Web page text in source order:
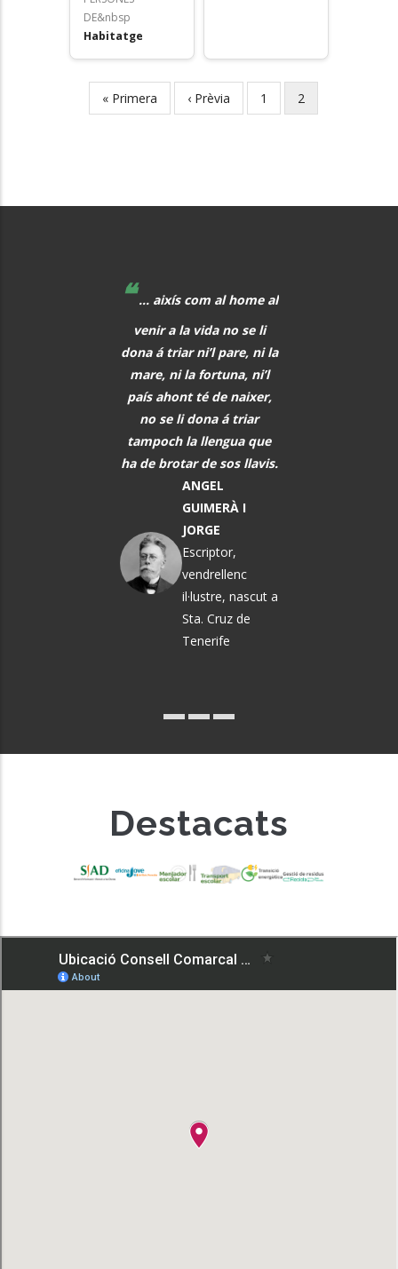
DE&nbsp
Habitatge
Pagination
First
page
« Primera
Previous
page
‹ Prèvia Page
1
Current
page
2
❝... aixís com al home al
venir a la vida no se li
dona á triar ni’l pare, ni la
mare, ni la fortuna, ni’l
país ahont té de naixer,
no se li dona á triar
tampoch la llengua que
ha de brotar de sos llavis.
ANGEL
GUIMERÀ I
JORGE
Escriptor,
vendrellenc
il·lustre, nascut a
Sta. Cruz de
Tenerife
Destacats